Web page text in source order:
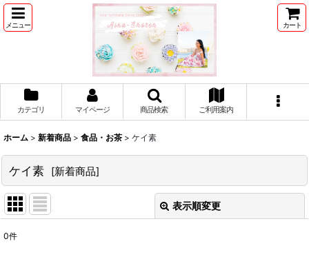
メニュー カート
カテゴリ マイページ 商品検索 ご利用案内
ホーム > 新着商品 > 食品・お茶 > ケイ素
ケイ素 [新着商品]
表示順変更
0件